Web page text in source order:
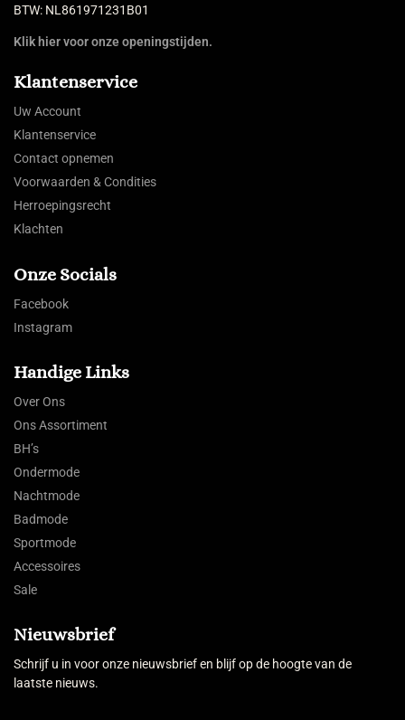
BTW: NL861971231B01
Klik hier voor onze openingstijden.
Klantenservice
Uw Account
Klantenservice
Contact opnemen
Voorwaarden & Condities
Herroepingsrecht
Klachten
Onze Socials
Facebook
Instagram
Handige Links
Over Ons
Ons Assortiment
BH’s
Ondermode
Nachtmode
Badmode
Sportmode
Accessoires
Sale
Nieuwsbrief
Schrijf u in voor onze nieuwsbrief en blijf op de hoogte van de
laatste nieuws.